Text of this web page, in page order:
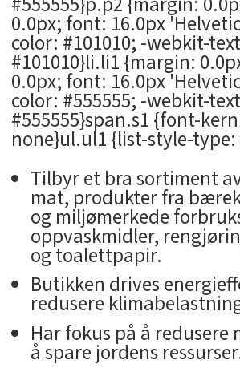
0.0px; font: 16.0px
color: #101010; -webkit-
#101010}li.li1 {margin:
0.0px; font: 16.0px
color: #555555; -webkit-
#555555}span.s1 {font-
none}ul.ul1 {list-style-type:
Tilbyr et bra sortiment
mat, produkter fra
og miljømerkede
oppvaskmidler,
og toalettpapir.
Butikken drives
redusere
Har fokus på å
å spare jordens